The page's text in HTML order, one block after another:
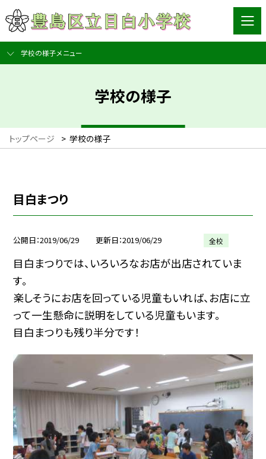
学校の様子メニュー
学校の様子
トップページ > 学校の様子
目白まつり
公開日 2019/06/29 更新日 2019/06/29 全校
目白まつりでは、いろいろなお店が出店されていま
す。
楽しそうにお店を回っている児童もいれば、お店に立
って一生懸命に説明をしている児童もいます。
目白まつりも残り半分です！